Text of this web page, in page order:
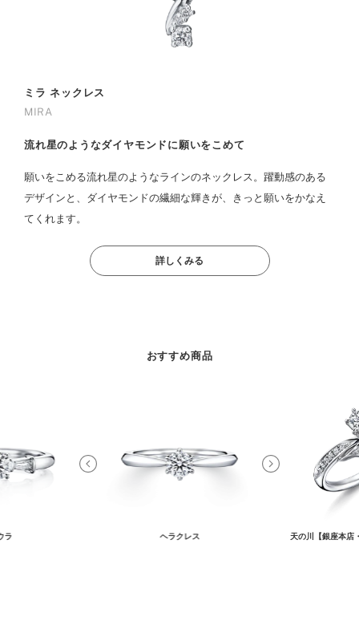
ミラ ネックレス
MIRA
流れ星のようなダイヤモンドに願いをこめて
願いをこめる流れ星のようなラインのネックレス。躍動感のある
デザインと、ダイヤモンドの繊細な輝きが、きっと願いをかなえ
てくれます。
詳しくみる
おすすめ商品
ラ ヘラクレス 天の川【銀座本店